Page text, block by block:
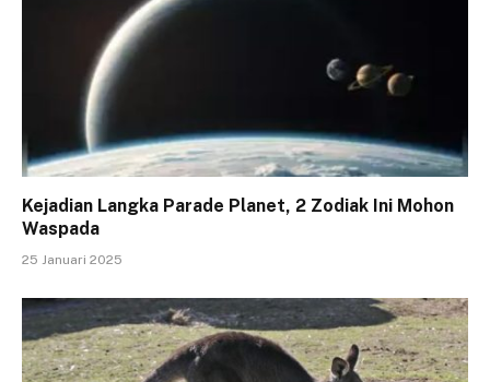
Kejadian Langka Parade Planet, 2 Zodiak Ini Mohon
Waspada
25 Januari 2025